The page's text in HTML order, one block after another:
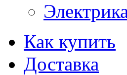
Как купить
Доставка